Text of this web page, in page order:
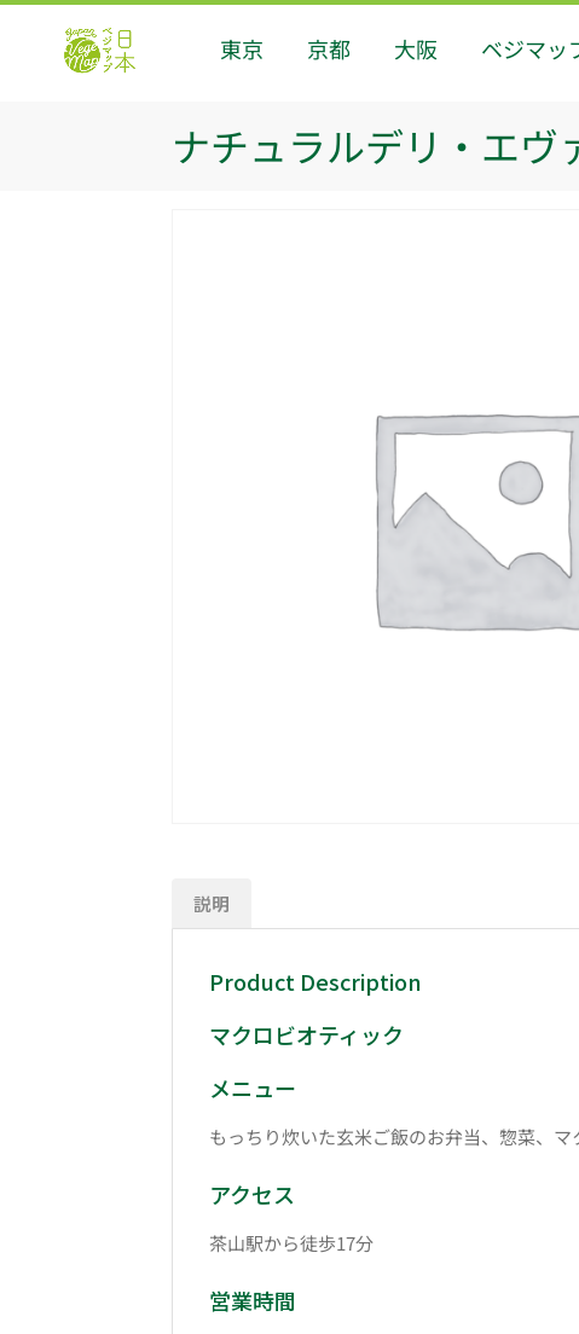
東京 京都 大阪 ベジマッ
ナチュラルデリ・エヴ
説明
Product Description
マクロビオティック
メニュー
もっちり炊いた玄米ご飯のお弁当、惣菜、マ
アクセス
茶山駅から徒歩17分
営業時間